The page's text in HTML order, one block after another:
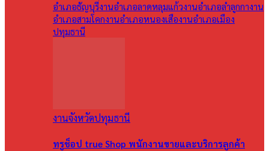
อำเภอธัญบุรีงานอำเภอลาดหลุมแก้วงานอำเภอลำลูกกางาน
อำเภอสามโคกงานอำเภอหนองเสืองานอำเภอเมือง
ปทุมธานี
งานจังหวัดปทุมธานี
ทรูช็อป true Shop พนักงานขายและบริการลูกค้า